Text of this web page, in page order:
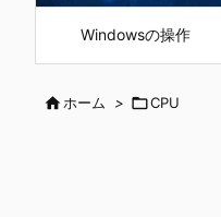
Windowsの操作
ホーム > CPU